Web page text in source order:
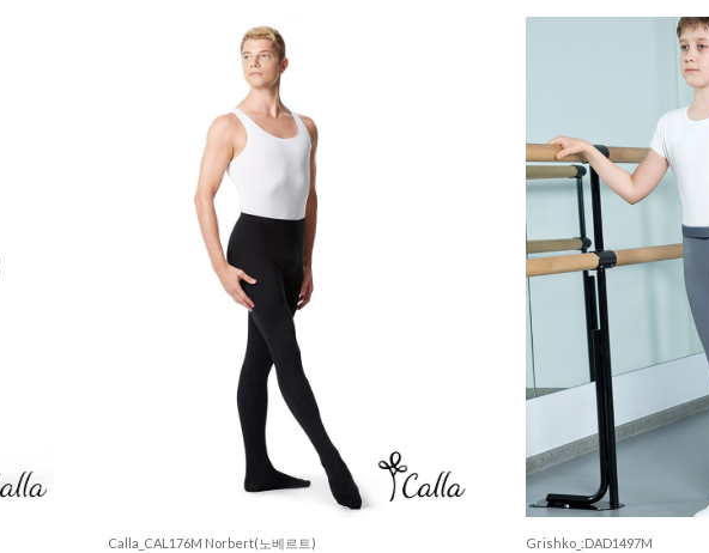
Calla_CAL176M Norbert(노베르트) Grishko_:DAD1497M